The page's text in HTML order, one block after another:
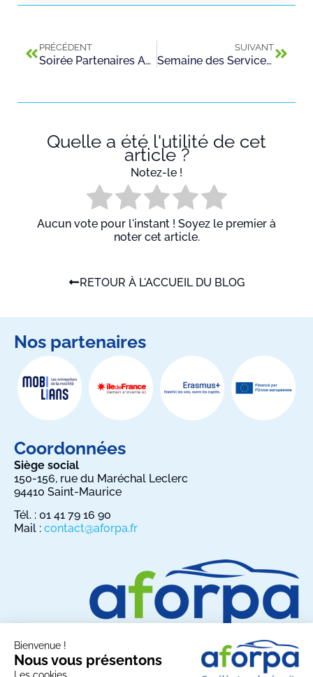
Bienvenue !
Nous vous présentons
Les cookies
PRÉCÉDENT
Soirée Partenaires AFORPA du 21 Mars 2017
SUIVANT
Semaine des Services de l’Automobile et de la Mobilité (SSAM) : le CFA Andrieu invite ses futurs apprentis à passer une journée d’immersion
Quelle a été l'utilité de cet
article ?
Notez-le !
Aucun vote pour l'instant ! Soyez le premier à
noter cet article.
RETOUR À L'ACCUEIL DU BLOG
Nos partenaires
Coordonnées
Siège social
150-156, rue du Maréchal Leclerc
94410 Saint-Maurice
Tél. : 01 41 79 16 90
Mail : contact@aforpa.fr